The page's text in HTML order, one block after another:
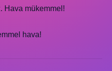
Hava mükemmel!
hava!